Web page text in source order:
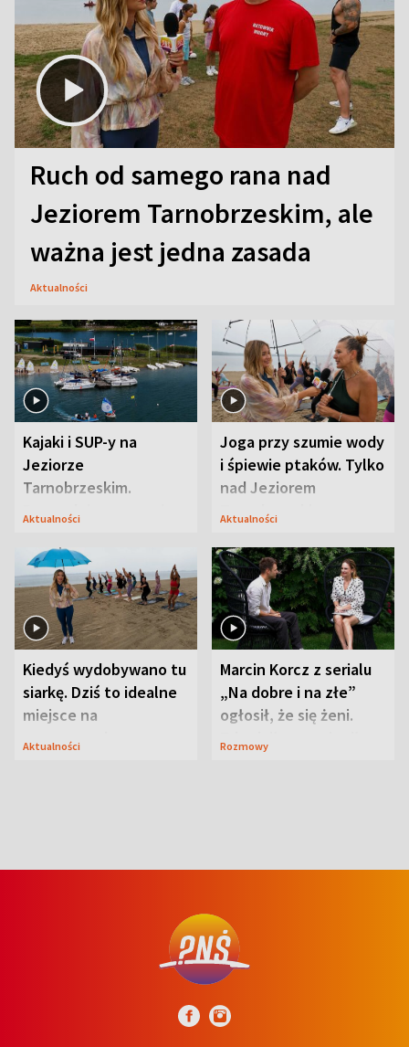
Ruch od samego rana nad
Jeziorem Tarnobrzeskim, ale
ważna jest jedna zasada
Aktualności
Kajaki i SUP-y na
Jeziorze
Tarnobrzeskim.
Przyrodnicy zwracają
Aktualności
Joga przy szumie wody
i śpiewie ptaków. Tylko
nad Jeziorem
Tarnobrzeskim
Aktualności
Kiedyś wydobywano tu
siarkę. Dziś to idealne
miejsce na
wypoczynek
Aktualności
Marcin Korcz z serialu
„Na dobre i na złe”
ogłosił, że się żeni.
Zdradził, co zmienił
Rozmowy